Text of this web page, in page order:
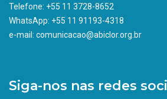
Telefone: +55 11 3728-8652
WhatsApp: +55 11 91193-4318
e-mail: comunicacao@abiclor.org.br
Siga-nos nas redes